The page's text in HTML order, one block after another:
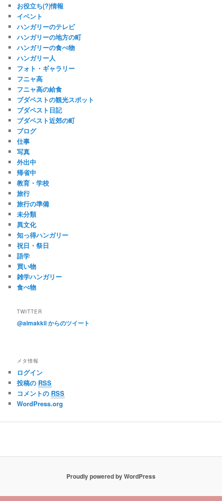
お役立ち(?)情報
イベント
ハンガリーのテレビ
ハンガリーの地方の町
ハンガリーの食べ物
ハンガリー人
フォト・ギャラリー
フニャ高
フニャ高の給食
ブダペストの観光スポット
ブダペスト日記
ブダペスト近郊の町
ブログ
仕事
写真
外出中
帰省中
教育・学校
旅行
旅行の準備
未分類
異文化
知っ得ハンガリー
祝日・祭日
語学
買い物
雑学ハンガリー
食べ物
TWITTER
@almakkii からのツイート
メタ情報
ログイン
投稿の RSS
コメントの RSS
WordPress.org
Proudly powered by WordPress